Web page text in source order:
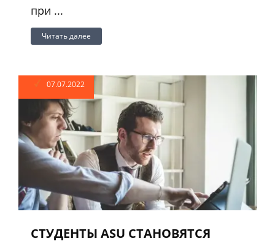
при ...
Читать далее
07.07.2022
СТУДЕНТЫ ASU СТАНОВЯТСЯ